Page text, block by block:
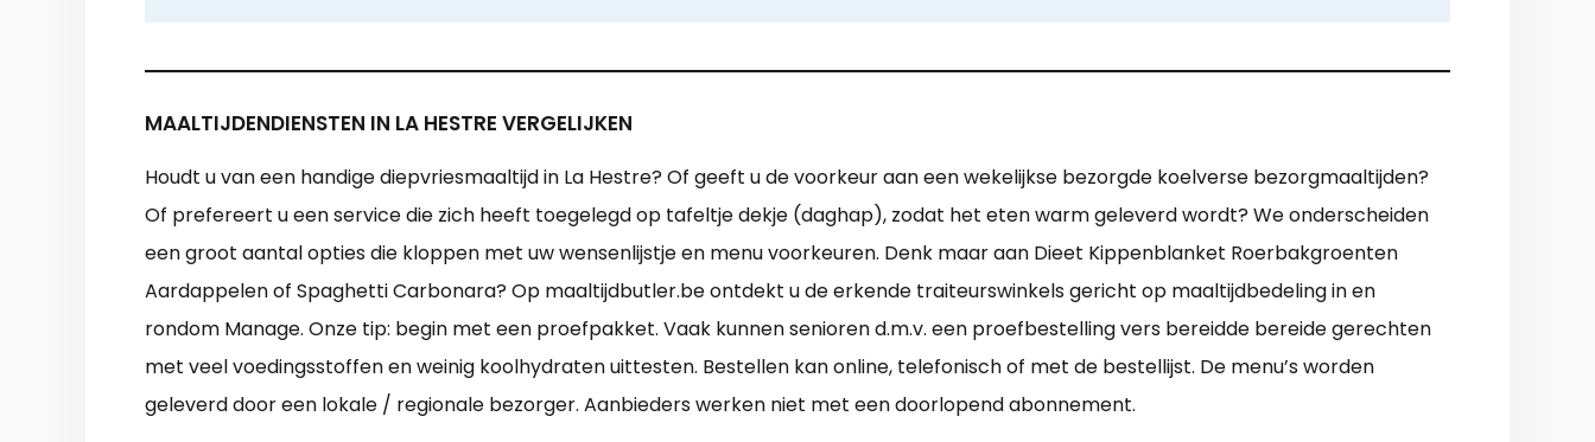
MAALTIJDENDIENSTEN IN LA HESTRE VERGELIJKEN
Houdt u van een handige diepvriesmaaltijd in La Hestre? Of geeft u de voorkeur aan een wekelijkse bezorgde koelverse bezorgmaaltijden?
Of prefereert u een service die zich heeft toegelegd op tafeltje dekje (daghap), zodat het eten warm geleverd wordt? We onderscheiden
een groot aantal opties die kloppen met uw wensenlijstje en menu voorkeuren. Denk maar aan Dieet Kippenblanket Roerbakgroenten
Aardappelen of Spaghetti Carbonara? Op maaltijdbutler.be ontdekt u de erkende traiteurswinkels gericht op maaltijdbedeling in en
rondom Manage. Onze tip: begin met een proefpakket. Vaak kunnen senioren d.m.v. een proefbestelling vers bereidde bereide gerechten
met veel voedingsstoffen en weinig koolhydraten uittesten. Bestellen kan online, telefonisch of met de bestellijst. De menu’s worden
geleverd door een lokale / regionale bezorger. Aanbieders werken niet met een doorlopend abonnement.